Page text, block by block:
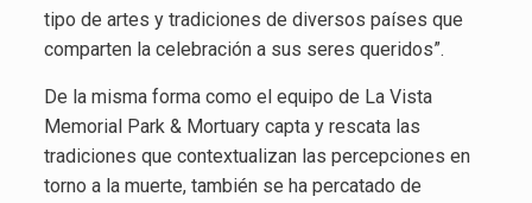
tipo de artes y tradiciones de diversos países que
comparten la celebración a sus seres queridos”.
De la misma forma como el equipo de La Vista
Memorial Park & Mortuary capta y rescata las
tradiciones que contextualizan las percepciones en
torno a la muerte, también se ha percatado de